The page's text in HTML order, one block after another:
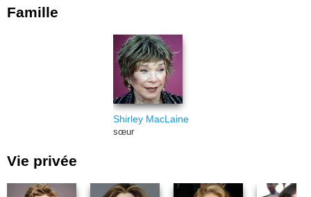
Famille
Shirley MacLaine
sœur
Vie privée